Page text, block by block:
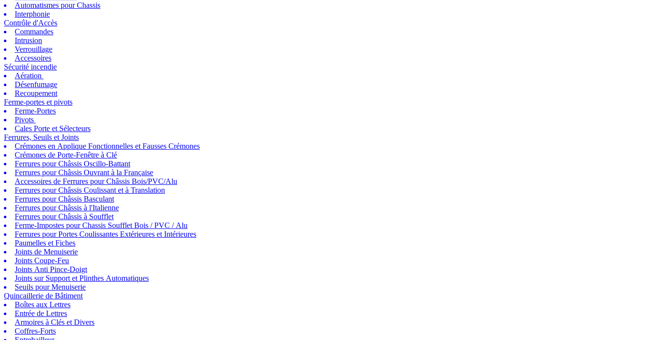
Automatismes pour Chassis
Interphonie
Contrôle d'Accès
Commandes
Intrusion
Verrouillage
Accessoires
Sécurité incendie
Aération
Désenfumage
Recoupement
Ferme-portes et pivots
Ferme-Portes
Pivots
Cales Porte et Sélecteurs
Ferrures, Seuils et Joints
Crémones en Applique Fonctionnelles et Fausses Crémones
Crémones de Porte-Fenêtre à Clé
Ferrures pour Châssis Oscillo-Battant
Ferrures pour Châssis Ouvrant à la Française
Accessoires de Ferrures pour Châssis Bois/PVC/Alu
Ferrures pour Châssis Coulissant et à Translation
Ferrures pour Châssis Basculant
Ferrures pour Châssis à l'Italienne
Ferrures pour Châssis à Soufflet
Ferme-Impostes pour Chassis Soufflet Bois / PVC / Alu
Ferrures pour Portes Coulissantes Extérieures et Intérieures
Paumelles et Fiches
Joints de Menuiserie
Joints Coupe-Feu
Joints Anti Pince-Doigt
Joints sur Support et Plinthes Automatiques
Seuils pour Menuiserie
Quincaillerie de Bâtiment
Boîtes aux Lettres
Entrée de Lettres
Armoires à Clés et Divers
Coffres-Forts